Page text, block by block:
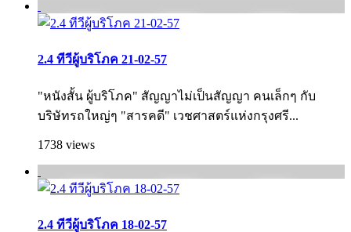
2.4 ทีวีผู้บริโภค 21-02-57
"หนังสั้น ผู้บริโภค" สัญญาไม่เป็นสัญญา คนเล็กๆ กับ
บริษัทรถใหญ่ๆ "สารคดี" เวชศาสตร์แห่งกรุงศรี...
1738 views
2.4 ทีวีผู้บริโภค 18-02-57